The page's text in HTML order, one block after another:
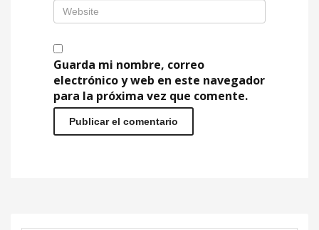
Guarda mi nombre, correo
electrónico y web en este navegador
para la próxima vez que comente.